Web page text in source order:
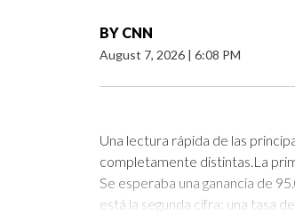
BY CNN
August 7, 2026 | 6:08 PM
Una lectura rápida de las
completamente distintas.La
Se esperaba una ganancia de
está la segunda cifra: una tasa